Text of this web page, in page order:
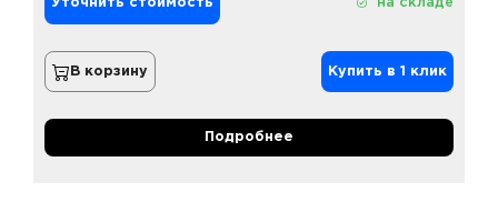
Уточнить стоимость на складе
В корзину Купить в 1 клик
Подробнее